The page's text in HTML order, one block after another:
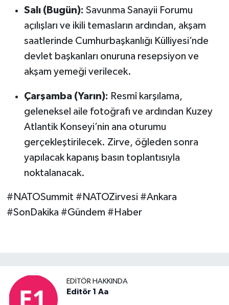
Salı (Bugün): Savunma Sanayii Forumu
açılışları ve ikili temasların ardından, akşam
saatlerinde Cumhurbaşkanlığı Külliyesi’nde
devlet başkanları onuruna resepsiyon ve
akşam yemeği verilecek.
Çarşamba (Yarın): Resmî karşılama,
geleneksel aile fotoğrafı ve ardından Kuzey
Atlantik Konseyi’nin ana oturumu
gerçekleştirilecek. Zirve, öğleden sonra
yapılacak kapanış basın toplantısıyla
noktalanacak.
#NATOSummit #NATOZirvesi #Ankara
#SonDakika #Gündem #Haber
EDITÖR HAKKINDA
Editör 1 Aa